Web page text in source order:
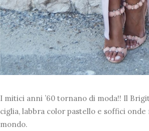
I mitici anni ’60 tornano di moda!! Il
ciglia, labbra color pastello e soffici
mondo.